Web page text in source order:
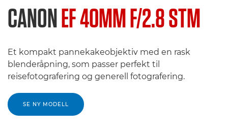
CANONEF 40MM F/2.8 STM
Et kompakt pannekakeobjektiv med en rask
blenderåpning, som passer perfekt til
reisefotografering og generell fotografering.
SE NY MODELL